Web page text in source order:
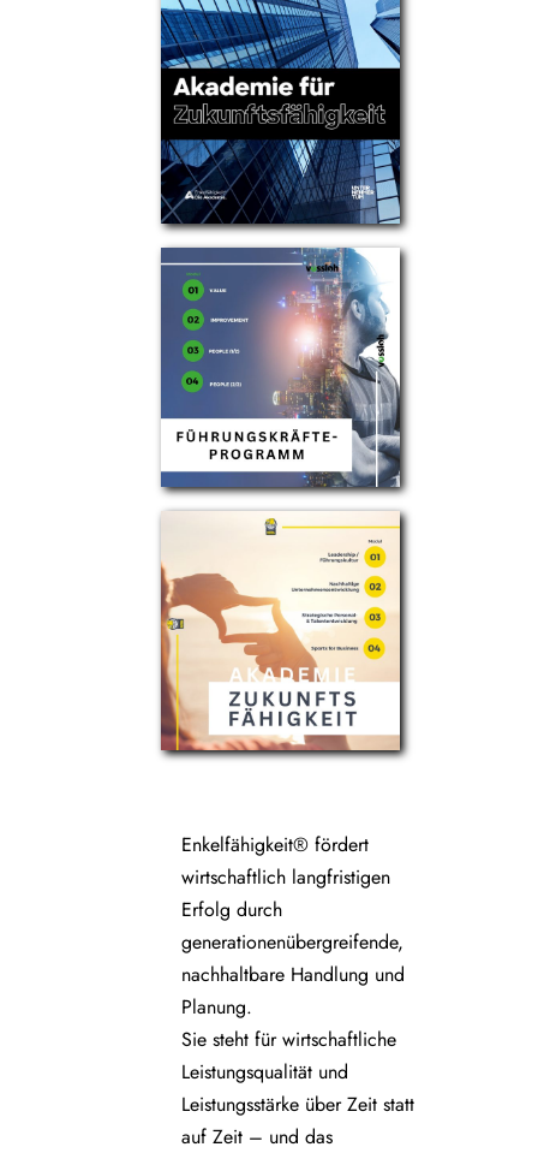
Enkelfähigkeit® fördert
wirtschaftlich langfristigen
Erfolg durch
generationenübergreifende,
nachhaltbare Handlung und
Planung.
Sie steht für wirtschaftliche
Leistungsqualität und
Leistungsstärke über Zeit statt
auf Zeit – und das